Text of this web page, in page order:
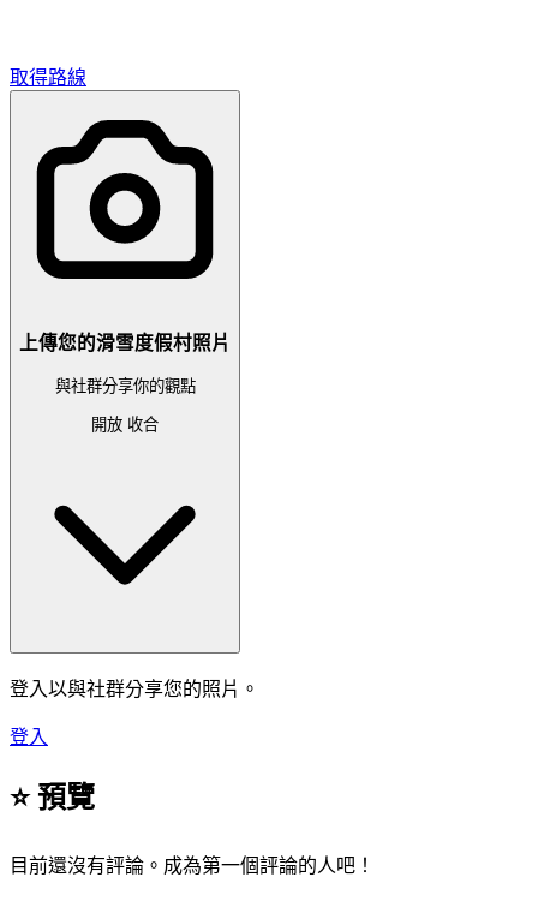
取得路線
上傳您的滑雪度假村照片
與社群分享你的觀點
開放 收合
登入以與社群分享您的照片。
登入
⭐ 預覽
目前還沒有評論。成為第一個評論的人吧！